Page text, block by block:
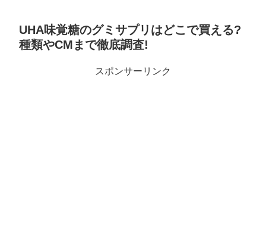
UHA味覚糖のグミサプリはどこで買える?
種類やCMまで徹底調査!
スポンサーリンク